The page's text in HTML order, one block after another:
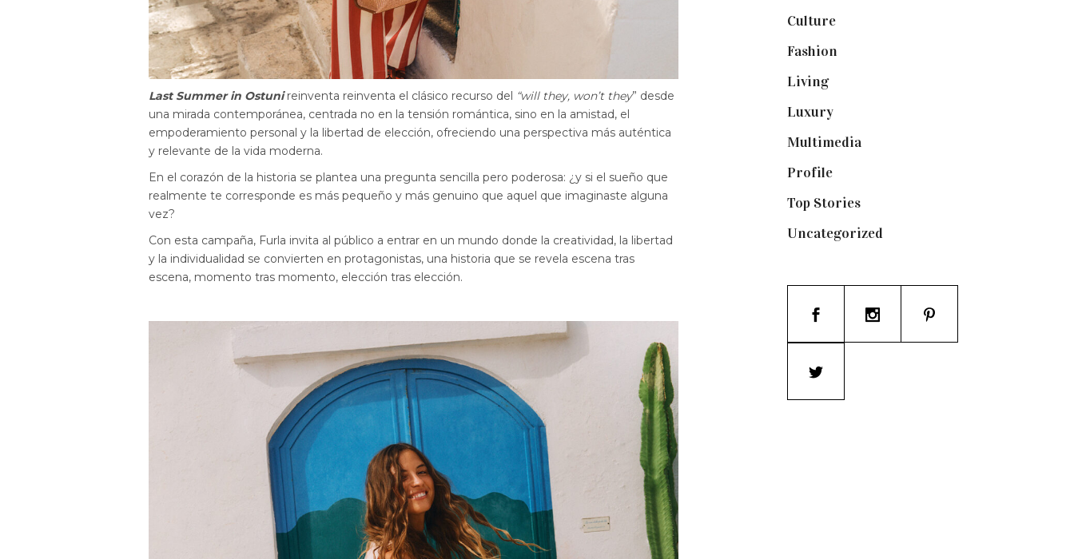
Last Summer in Ostuni reinventa reinventa el clásico recurso del “will they, won’t they” desde
una mirada contemporánea, centrada no en la tensión romántica, sino en la amistad, el
empoderamiento personal y la libertad de elección, ofreciendo una perspectiva más auténtica
y relevante de la vida moderna.
En el corazón de la historia se plantea una pregunta sencilla pero poderosa: ¿y si el sueño que
realmente te corresponde es más pequeño y más genuino que aquel que imaginaste alguna
vez?
Con esta campaña, Furla invita al público a entrar en un mundo donde la creatividad, la libertad
y la individualidad se convierten en protagonistas, una historia que se revela escena tras
escena, momento tras momento, elección tras elección.
Culture(132)
Fashion
Living(337)
Luxury(664)
Multimedia(10)
Profile(8)
Top Stories(123)
Uncategorized